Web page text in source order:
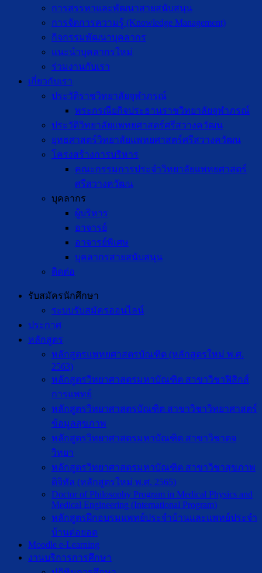
การสรรหาและพัฒนาสายสนับสนุน
การจัดการความรู้ (Knowledge Management)
กิจกรรมพัฒนาบุคลากร
แนะนำบุคลากรใหม่
ร่วมงานกับเรา
เกี่ยวกับเรา
ประวัติราชวิทยาลัยจุฬาภรณ์
พระกรณียกิจประธานราชวิทยาลัยจุฬาภรณ์
ประวัติวิทยาลัยแพทยศาสตร์ศรีสวางควัฒน
ยุทธศาสตร์วิทยาลัยแพทยศาสตร์ศรีสวางควัฒน
โครงสร้างการบริหาร
คณะกรรมการประจำวิทยาลัยแพทยศาสตร์
ศรีสวางควัฒน
บุคลากร
ผู้บริหาร
อาจารย์
อาจารย์พิเศษ
บุคลากรสายสนับสนุน
ติดต่อ
รับสมัครนักศึกษา
ระบบรับสมัครออนไลน์
ประกาศ
หลักสูตร
หลักสูตรแพทยศาสตรบัณฑิต (หลักสูตรใหม่ พ.ศ.
2563)
หลักสูตรวิทยาศาสตรมหาบัณฑิต สาขาวิชาฟิสิกส์
การแพทย์
หลักสูตรวิทยาศาสตรบัณฑิต สาขาวิชาวิทยาศาสตร์
ข้อมูลสุขภาพ
หลักสูตรวิทยาศาสตรมหาบัณฑิต สาขาวิชาตจ
วิทยา
หลักสูตรวิทยาศาสตรมหาบัณฑิต สาขาวิชาสุขภาพ
ดิจิทัล (หลักสูตรใหม่ พ.ศ. 2565)
Doctor of Philosophy Program in Medical Physics and
Medical Engineering (International Program)
หลักสูตรฝึกอบรมแพทย์ประจำบ้านและแพทย์ประจำ
บ้านต่อยอด
Moodle e-Learning
งานบริการการศึกษา